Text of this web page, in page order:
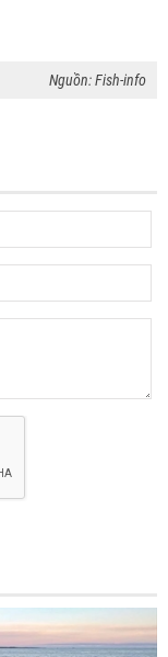
Nguồn: Fish-info